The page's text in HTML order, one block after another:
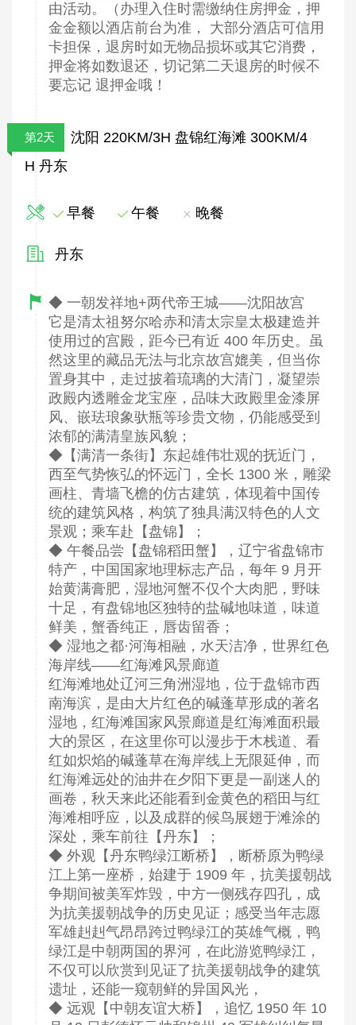
由活动。（办理入住时需缴纳住房押金，押
金金额以酒店前台为准， 大部分酒店可信用
卡担保，退房时如无物品损坏或其它消费，
押金将如数退还，切记第二天退房的时候不
要忘记 退押金哦！
第2天
沈阳 220KM/3H 盘锦红海滩 300KM/4
H 丹东
早餐 午餐 晚餐
丹东
◆ 一朝发祥地+两代帝王城——沈阳故宫
它是清太祖努尔哈赤和清太宗皇太极建造并
使用过的宫殿，距今已有近 400 年历史。虽
然这里的藏品无法与北京故宫媲美，但当你
置身其中，走过披着琉璃的大清门，凝望崇
政殿内透雕金龙宝座，品味大政殿里金漆屏
风、嵌珐琅象驮瓶等珍贵文物，仍能感受到
浓郁的满清皇族风貌；
◆【满清一条街】东起雄伟壮观的抚近门，
西至气势恢弘的怀远门，全长 1300 米，雕梁
画柱、青墙飞檐的仿古建筑，体现着中国传
统的建筑风格，构筑了独具满汉特色的人文
景观；乘车赴【盘锦】；
◆ 午餐品尝【盘锦稻田蟹】，辽宁省盘锦市
特产，中国国家地理标志产品，每年 9 月开
始黄满膏肥，湿地河蟹不仅个大肉肥，野味
十足，有盘锦地区独特的盐碱地味道，味道
鲜美，蟹香纯正，唇齿留香；
◆ 湿地之都·河海相融，水天洁净，世界红色
海岸线——红海滩风景廊道
红海滩地处辽河三角洲湿地，位于盘锦市西
南海滨，是由大片红色的碱蓬草形成的著名
湿地，红海滩国家风景廊道是红海滩面积最
大的景区，在这里你可以漫步于木栈道、看
红如炽焰的碱蓬草在海岸线上无限延伸，而
红海滩远处的油井在夕阳下更是一副迷人的
画卷，秋天来此还能看到金黄色的稻田与红
海滩相呼应，以及成群的候鸟展翅于滩涂的
深处，乘车前往【丹东】；
◆ 外观【丹东鸭绿江断桥】，断桥原为鸭绿
江上第一座桥，始建于 1909 年，抗美援朝战
争期间被美军炸毁，中方一侧残存四孔，成
为抗美援朝战争的历史见证；感受当年志愿
军雄赳赳气昂昂跨过鸭绿江的英雄气概，鸭
绿江是中朝两国的界河，在此游览鸭绿江，
不仅可以欣赏到见证了抗美援朝战争的建筑
遗址，还能一窥朝鲜的异国风光，
◆ 远观【中朝友谊大桥】，追忆 1950 年 10